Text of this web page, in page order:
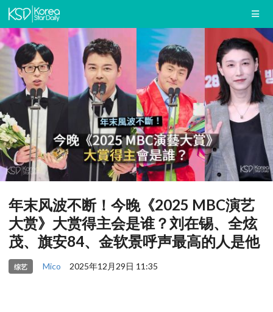
年末风波不断！今晚《2025 MBC演艺
大赏》大赏得主会是谁？刘在锡、全炫
茂、旗安84、金软景呼声最高的人是他
综艺 Mico 2025年12月29日 11:35